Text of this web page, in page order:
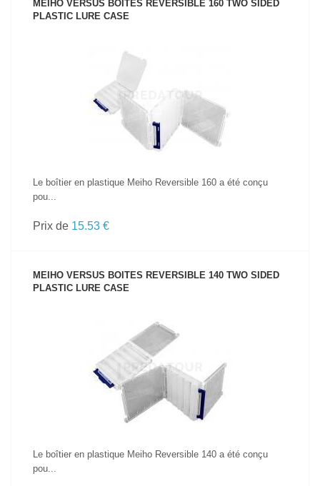
MEIHO VERSUS BOITES REVERSIBLE 160 TWO SIDED
PLASTIC LURE CASE
VOIR LE PRODUIT
Le boîtier en plastique Meiho Reversible 160 a été conçu
pou...
Prix de 15.53 €
MEIHO VERSUS BOITES REVERSIBLE 140 TWO SIDED
PLASTIC LURE CASE
VOIR LE PRODUIT
Le boîtier en plastique Meiho Reversible 140 a été conçu
pou...